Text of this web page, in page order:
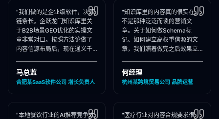
"我们做的是企业级软件，决策
链条长。企跃龙门知识库里关
于B2B场景GEO优化的实操文
章非常对口。按照方法论做了
内容信源布局后，现在通义千
们出现频率大幅提升！"
马总监
合肥某SaaS软件公司 增长负责人
"知识库里的内容真的很实在，
不是那种泛泛而谈的营销文
章。关于如何做Schema标
记、如何建立高权重信源的文
章，我们照着做完之后效果立
占位率翻了3倍！"
何经理
杭州某跨境贸易公司 品牌运营
"本地餐饮行业的AI推荐竞争太
"医疗行业对内容合规要求很